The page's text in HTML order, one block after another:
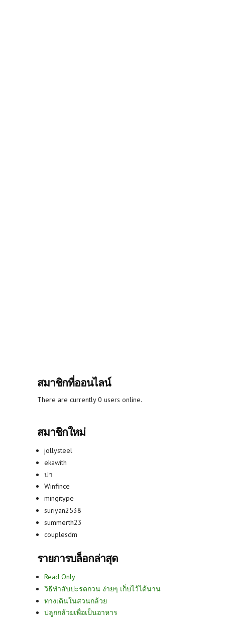
สมาชิกที่ออนไลน์
There are currently 0 users online.
สมาชิกใหม่
jollysteel
ekawith
ปา
Winfince
mingitype
suriyan2538
summerth23
couplesdm
รายการบล็อกล่าสุด
Read Only
วิธีทำสับปะรดกวน ง่ายๆ เก็บไว้ได้นาน
ทางเดินในสวนกล้วย
ปลูกกล้วยเพื่อเป็นอาหาร